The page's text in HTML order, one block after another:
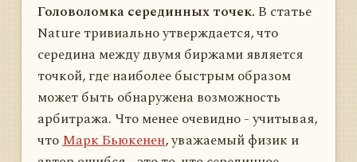
Головоломка серединных точек. В статье
Nature тривиально утверждается, что
середина между двумя биржами является
точкой, где наиболее быстрым образом
может быть обнаружена возможность
арбитража. Что менее очевидно - учитывая,
чтоМарк Бьюкенен, уважаемый физик и